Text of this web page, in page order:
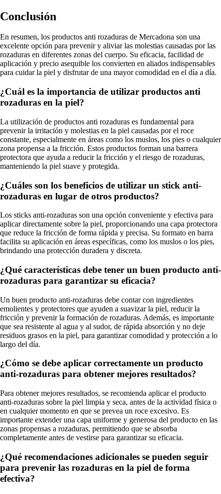
Conclusión
En resumen, los productos anti rozaduras de Mercadona son una
excelente opción para prevenir y aliviar las molestias causadas por las
rozaduras en diferentes zonas del cuerpo. Su eficacia, facilidad de
aplicación y precio asequible los convierten en aliados indispensables
para cuidar la piel y disfrutar de una mayor comodidad en el día a día.
¿Cuál es la importancia de utilizar productos anti
rozaduras en la piel?
La utilización de productos anti rozaduras es fundamental para
prevenir la irritación y molestias en la piel causadas por el roce
constante, especialmente en áreas como los muslos, los pies o cualquier
zona propensa a la fricción. Estos productos forman una barrera
protectora que ayuda a reducir la fricción y el riesgo de rozaduras,
manteniendo la piel suave y protegida.
¿Cuáles son los beneficios de utilizar un stick anti-
rozaduras en lugar de otros productos?
Los sticks anti-rozaduras son una opción conveniente y efectiva para
aplicar directamente sobre la piel, proporcionando una capa protectora
que reduce la fricción de forma rápida y precisa. Su formato en barra
facilita su aplicación en áreas específicas, como los muslos o los pies,
brindando una protección duradera y discreta.
¿Qué características debe tener un buen producto anti-
rozaduras para garantizar su eficacia?
Un buen producto anti-rozaduras debe contar con ingredientes
emolientes y protectores que ayuden a suavizar la piel, reducir la
fricción y prevenir la formación de rozaduras. Además, es importante
que sea resistente al agua y al sudor, de rápida absorción y no deje
residuos grasos en la piel, para garantizar comodidad y protección a lo
largo del día.
¿Cómo se debe aplicar correctamente un producto
anti-rozaduras para obtener mejores resultados?
Para obtener mejores resultados, se recomienda aplicar el producto
anti-rozaduras sobre la piel limpia y seca, antes de la actividad física o
en cualquier momento en que se prevea un roce excesivo. Es
importante extender una capa uniforme y generosa del producto en las
zonas propensas a rozaduras, permitiendo que se absorba
completamente antes de vestirse para garantizar su eficacia.
¿Qué recomendaciones adicionales se pueden seguir
para prevenir las rozaduras en la piel de forma
efectiva?